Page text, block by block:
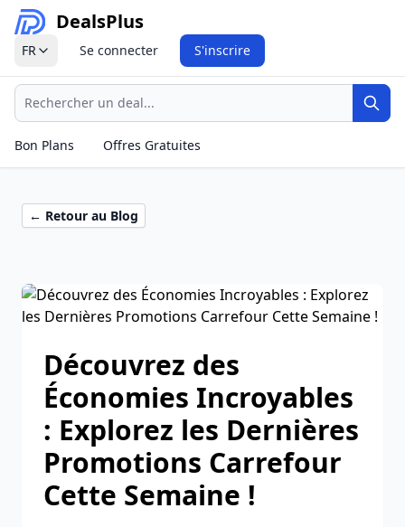
DealsPlus
FR Se connecter S'inscrire
Recherche
Bon Plans
Offres Gratuites
← Retour au Blog
Découvrez des
Économies Incroyables
: Explorez les Dernières
Promotions Carrefour
Cette Semaine !